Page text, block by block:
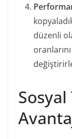
düzenli